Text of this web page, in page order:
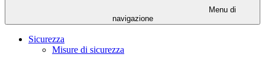
Menu di
navigazione
Sicurezza
Misure di sicurezza